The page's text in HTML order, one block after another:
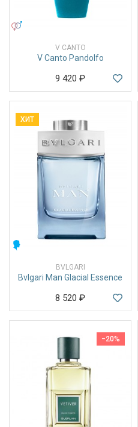
V CANTO
V Canto Pandolfo
9 420 ₽
ХИТ
BVLGARI
Bvlgari Man Glacial Essence
8 520 ₽
−20%